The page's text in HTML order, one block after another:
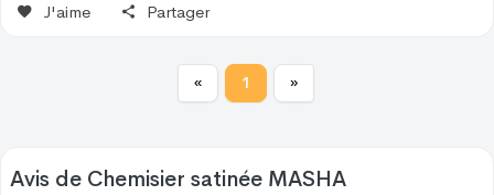
J'aime Partager
« 1 »
Avis de Chemisier satinée MASHA